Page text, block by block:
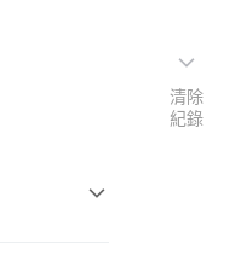
清除
紀錄